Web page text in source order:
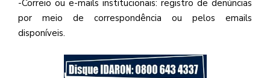
-Correio ou e-mails institucionais: registro de denúncias
por meio de correspondência ou pelos emails
disponíveis.